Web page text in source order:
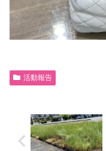
活動報告